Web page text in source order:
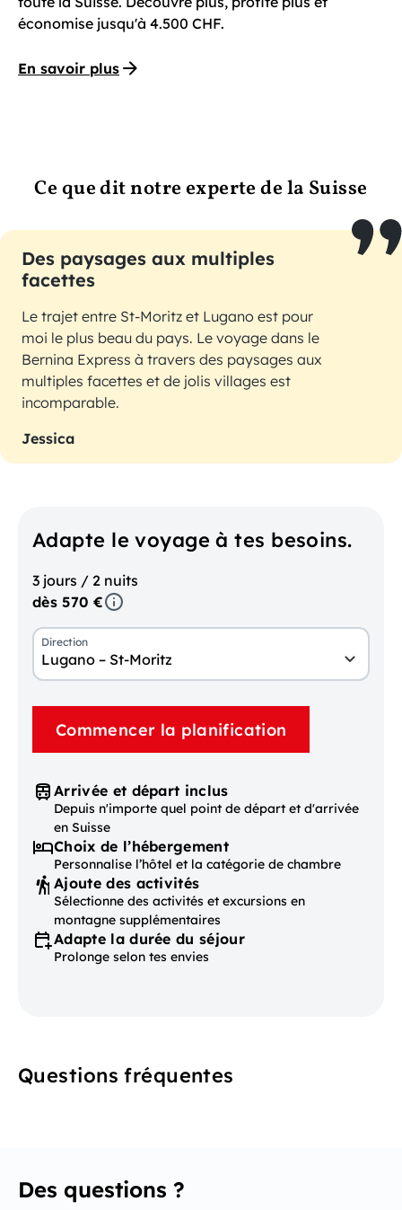
économise jusqu'à 4.500 CHF.
En savoir plus
Ce que dit notre experte de la Suisse
Des paysages aux multiples
facettes
Le trajet entre St-Moritz et Lugano est pour
moi le plus beau du pays. Le voyage dans le
Bernina Express à travers des paysages aux
multiples facettes et de jolis villages est
incomparable.
Jessica
Adapte le voyage à tes besoins.
3 jours / 2 nuits
dès 570 €
Direction
Lugano – St-Moritz
Commencer la planification
Arrivée et départ inclus
Depuis n'importe quel point de départ et d'arrivée
en Suisse
Choix de l’hébergement
Personnalise l’hôtel et la catégorie de chambre
Ajoute des activités
Sélectionne des activités et excursions en
montagne supplémentaires
Adapte la durée du séjour
Prolonge selon tes envies
Questions fréquentes
Des questions ?